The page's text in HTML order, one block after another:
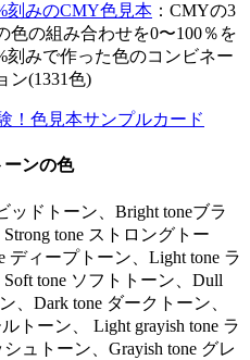
刻みのCMY色見本 ：CMYの3
色の組み合わせを0〜100％を
刻みで作った色のコンビネー
ン(1331色)
！色見本サンプルカード
ーンの色
ッドトーン、Bright toneブラ
tone ストロングトー
ディープトーン、Light tone ラ
tone ソフトトーン、Dull
、Dark tone ダークトーン、
トーン、 Light grayish tone ラ
ュトーン、Grayish tone グレ